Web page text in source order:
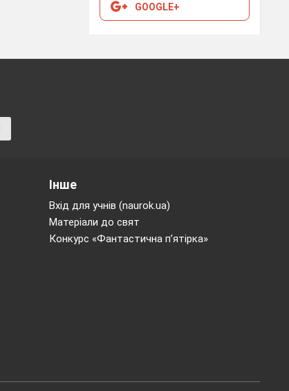
GOOGLE+
Інше
Вхід для учнів (naurok.ua)
Матеріали до свят
Конкурс «Фантастична п’ятірка»